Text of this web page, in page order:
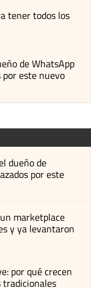
tener todos los
de WhatsApp
este nuevo
dueño de
por este
marketplace
y ya levantaron
por qué crecen
tradicionales